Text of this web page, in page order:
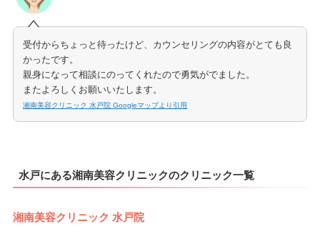
受付からちょっと待ったけど、カウンセリングの内容がとても良
かったです。
親身になって相談にのってくれたので勇気がでました。
またよろしくお願いいたします。
湘南美容クリニック 水戸院 Googleマップより引用
水戸にある湘南美容クリニックのクリニック一覧
湘南美容クリニック 水戸院